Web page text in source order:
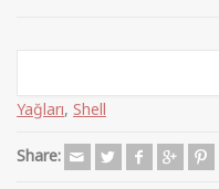
Yağları, Shell
Share: